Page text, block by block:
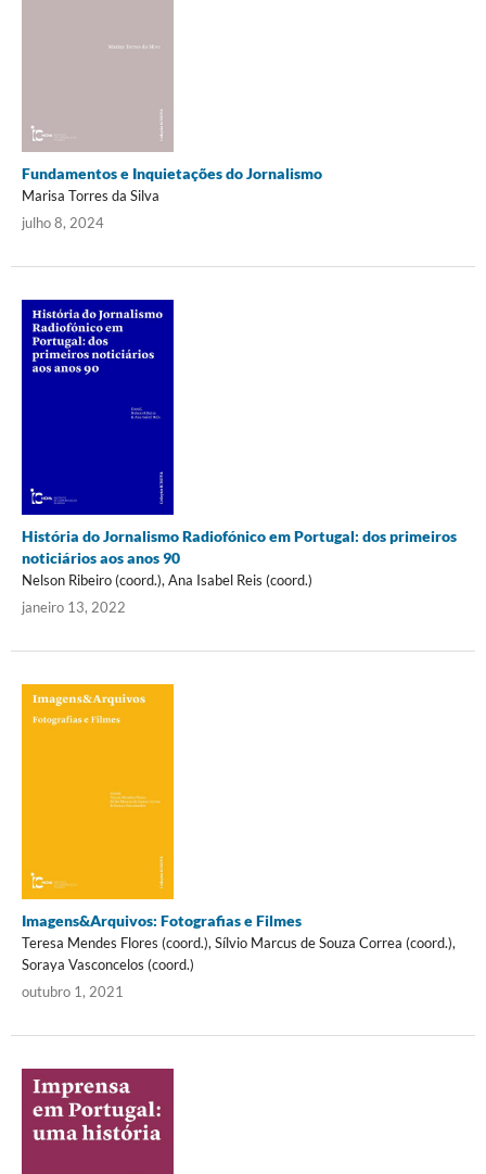
Fundamentos e Inquietações do Jornalismo
Marisa Torres da Silva
julho 8, 2024
História do Jornalismo Radiofónico em Portugal: dos primeiros
noticiários aos anos 90
Nelson Ribeiro (coord.), Ana Isabel Reis (coord.)
janeiro 13, 2022
Imagens&Arquivos: Fotografias e Filmes
Teresa Mendes Flores (coord.), Sílvio Marcus de Souza Correa (coord.),
Soraya Vasconcelos (coord.)
outubro 1, 2021